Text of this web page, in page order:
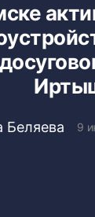
Беляева 9